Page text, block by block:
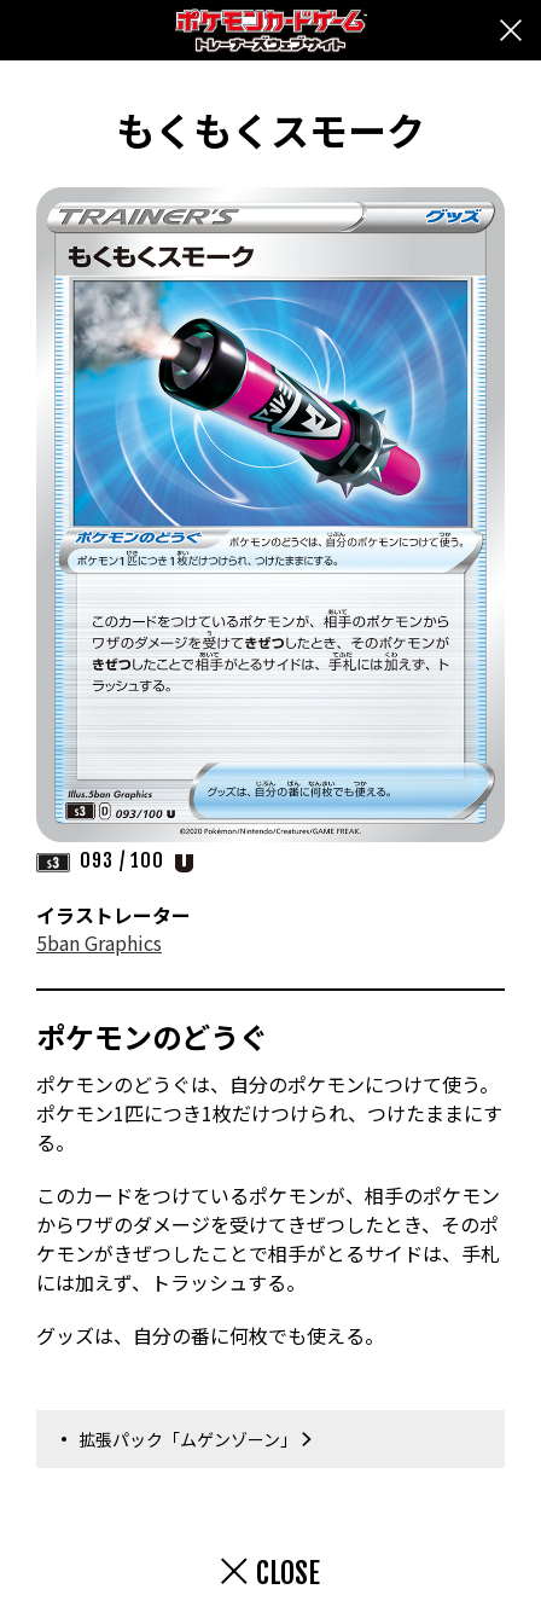
もくもくスモーク
093 / 100
イラストレーター
5ban Graphics
ポケモンのどうぐ
ポケモンのどうぐは、自分のポケモンにつけて使う。
ポケモン1匹につき1枚だけつけられ、つけたままにす
る。
このカードをつけているポケモンが、相手のポケモン
からワザのダメージを受けてきぜつしたとき、そのポ
ケモンがきぜつしたことで相手がとるサイドは、手札
には加えず、トラッシュする。
グッズは、自分の番に何枚でも使える。
拡張パック「ムゲンゾーン」
CLOSE